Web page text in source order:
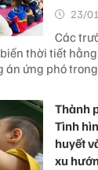
23/
Các
thời tiết
án ứng phó
Thành
Tình
huyết
xu